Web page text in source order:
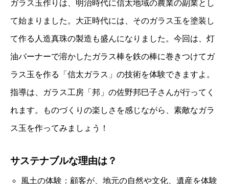
ガラス玉作りは、明治時代に信太地域の農業の副業とし
て始まりました。大正時代には、そのガラス玉を塗装し
て作る人造真珠の製造も盛んになりました。今回は、灯
油バーナーで溶かしたガラス棒を鉄の棒に巻きつけてガ
ラス玉を作る「信太ガラス」の技術を体験できますよ。
指導は、ガラス工房「邦」の佐野邦巳子さんが行ってく
れます。ものづくりの楽しさを感じながら、素敵なガラ
ス玉を作ってみましょう！
サステナブルな理由は？
風土の体験：顧客が、地元の自然や文化、遺産を体験